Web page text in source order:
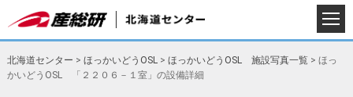
北海道センター > ほっかいどうOSL > ほっかいどうOSL 施設写真一覧> ほっ
かいどうOSL 「２２０６－１室」の設備詳細